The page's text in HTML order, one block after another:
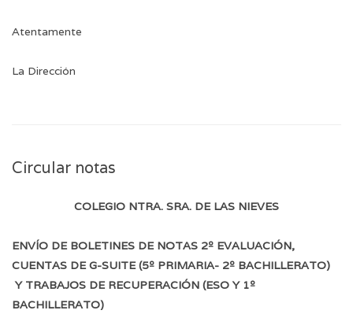
Atentamente
La Dirección
Circular notas
COLEGIO NTRA. SRA. DE LAS NIEVES
ENVÍO DE BOLETINES DE NOTAS 2º EVALUACIÓN,
CUENTAS DE G-SUITE (5º PRIMARIA- 2º BACHILLERATO)
Y TRABAJOS DE RECUPERACIÓN (ESO Y 1º
BACHILLERATO)